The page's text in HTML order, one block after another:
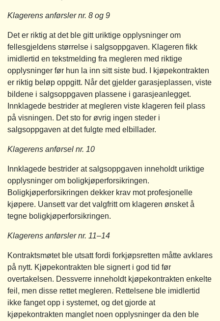
Klagerens anførsler nr. 8 og 9
Det er riktig at det ble gitt uriktige opplysninger om
fellesgjeldens størrelse i salgsoppgaven. Klageren fikk
imidlertid en tekstmelding fra megleren med riktige
opplysninger før hun la inn sitt siste bud. I kjøpekontrakten
er riktig beløp oppgitt. Når det gjelder garasjeplassen, viste
bildene i salgsoppgaven plassene i garasjeanlegget.
Innklagede bestrider at megleren viste klageren feil plass
på visningen. Det sto for øvrig ingen steder i
salgsoppgaven at det fulgte med elbillader.
Klagerens anførsel nr. 10
Innklagede bestrider at salgsoppgaven inneholdt uriktige
opplysninger om boligkjøperforsikringen.
Boligkjøperforsikringen dekker krav mot profesjonelle
kjøpere. Uansett var det valgfritt om klageren ønsket å
tegne boligkjøperforsikringen.
Klagerens anførsler nr. 11–14
Kontraktsmøtet ble utsatt fordi forkjøpsretten måtte avklares
på nytt. Kjøpekontrakten ble signert i god tid før
overtakelsen. Dessverre inneholdt kjøpekontrakten enkelte
feil, men disse rettet megleren. Rettelsene ble imidlertid
ikke fanget opp i systemet, og det gjorde at
kjøpekontrakten manglet noen opplysninger da den ble